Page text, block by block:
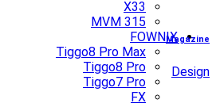
X33
MVM 315
FOWNIX
Tiggo8 Pro Max
Tiggo8 Pro
Tiggo7 Pro
FX
Magazine
Design